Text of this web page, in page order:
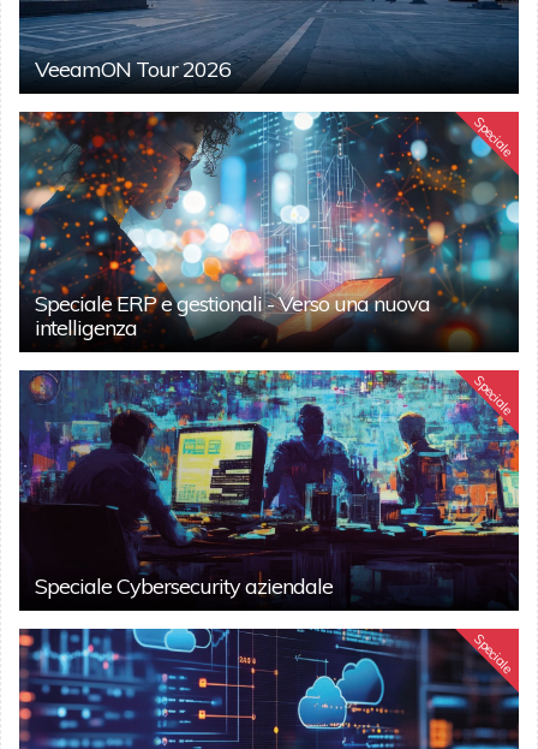
VeeamON Tour 2026
Speciale
Speciale ERP e gestionali - Verso una nuova
intelligenza
Speciale
Speciale Cybersecurity aziendale
Speciale